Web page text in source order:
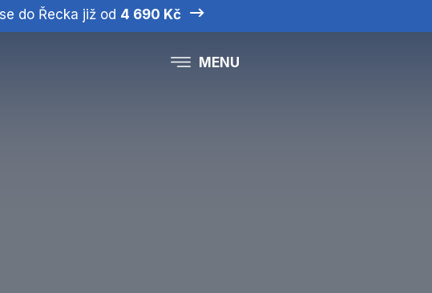
do Řecka již od 4 690 Kč
MENU